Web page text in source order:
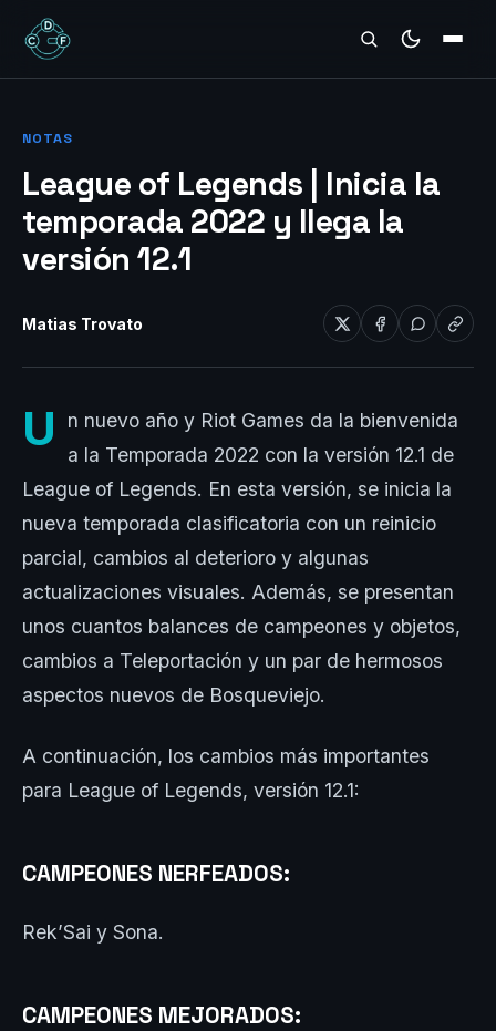
REVIEWS
NOTAS
League of Legends | Inicia la
temporada 2022 y llega la
versión 12.1
Matias Trovato
U
n nuevo año y Riot Games da la bienvenida
a la Temporada 2022 con la versión 12.1 de
League of Legends. En esta versión, se inicia la
nueva temporada clasificatoria con un reinicio
parcial, cambios al deterioro y algunas
actualizaciones visuales. Además, se presentan
unos cuantos balances de campeones y objetos,
cambios a Teleportación y un par de hermosos
aspectos nuevos de Bosqueviejo.
A continuación, los cambios más importantes
para League of Legends, versión 12.1:
CAMPEONES NERFEADOS:
Rek’Sai y Sona.
CAMPEONES MEJORADOS: